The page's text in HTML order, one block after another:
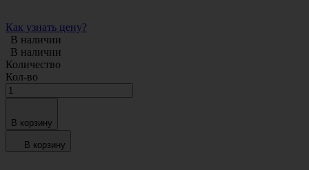
Как узнать цену?
В наличии
В наличии
Количество
Кол-во
В корзину
В корзину